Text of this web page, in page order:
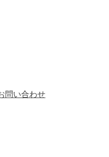
問い合わせ